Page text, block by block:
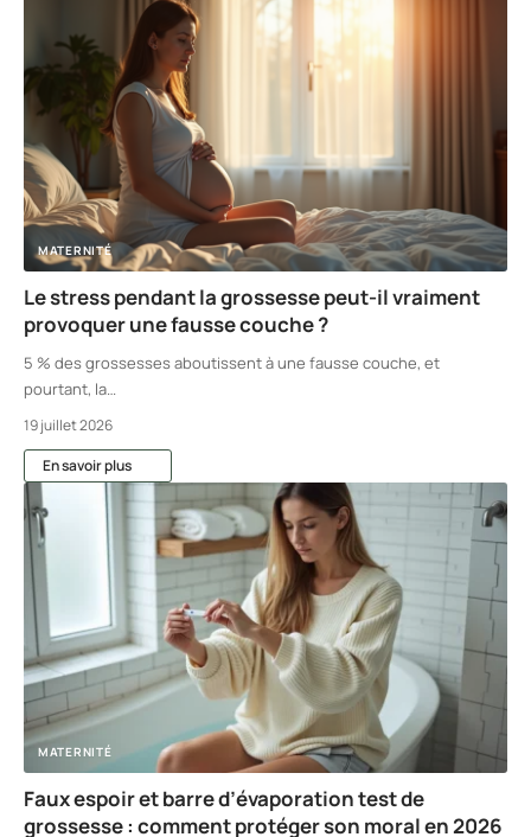
MATERNITÉ
Le stress pendant la grossesse peut-il vraiment
provoquer une fausse couche ?
5 % des grossesses aboutissent à une fausse couche, et
pourtant, la…
19 juillet 2026
En savoir plus
MATERNITÉ
Faux espoir et barre d’évaporation test de
grossesse : comment protéger son moral en 2026